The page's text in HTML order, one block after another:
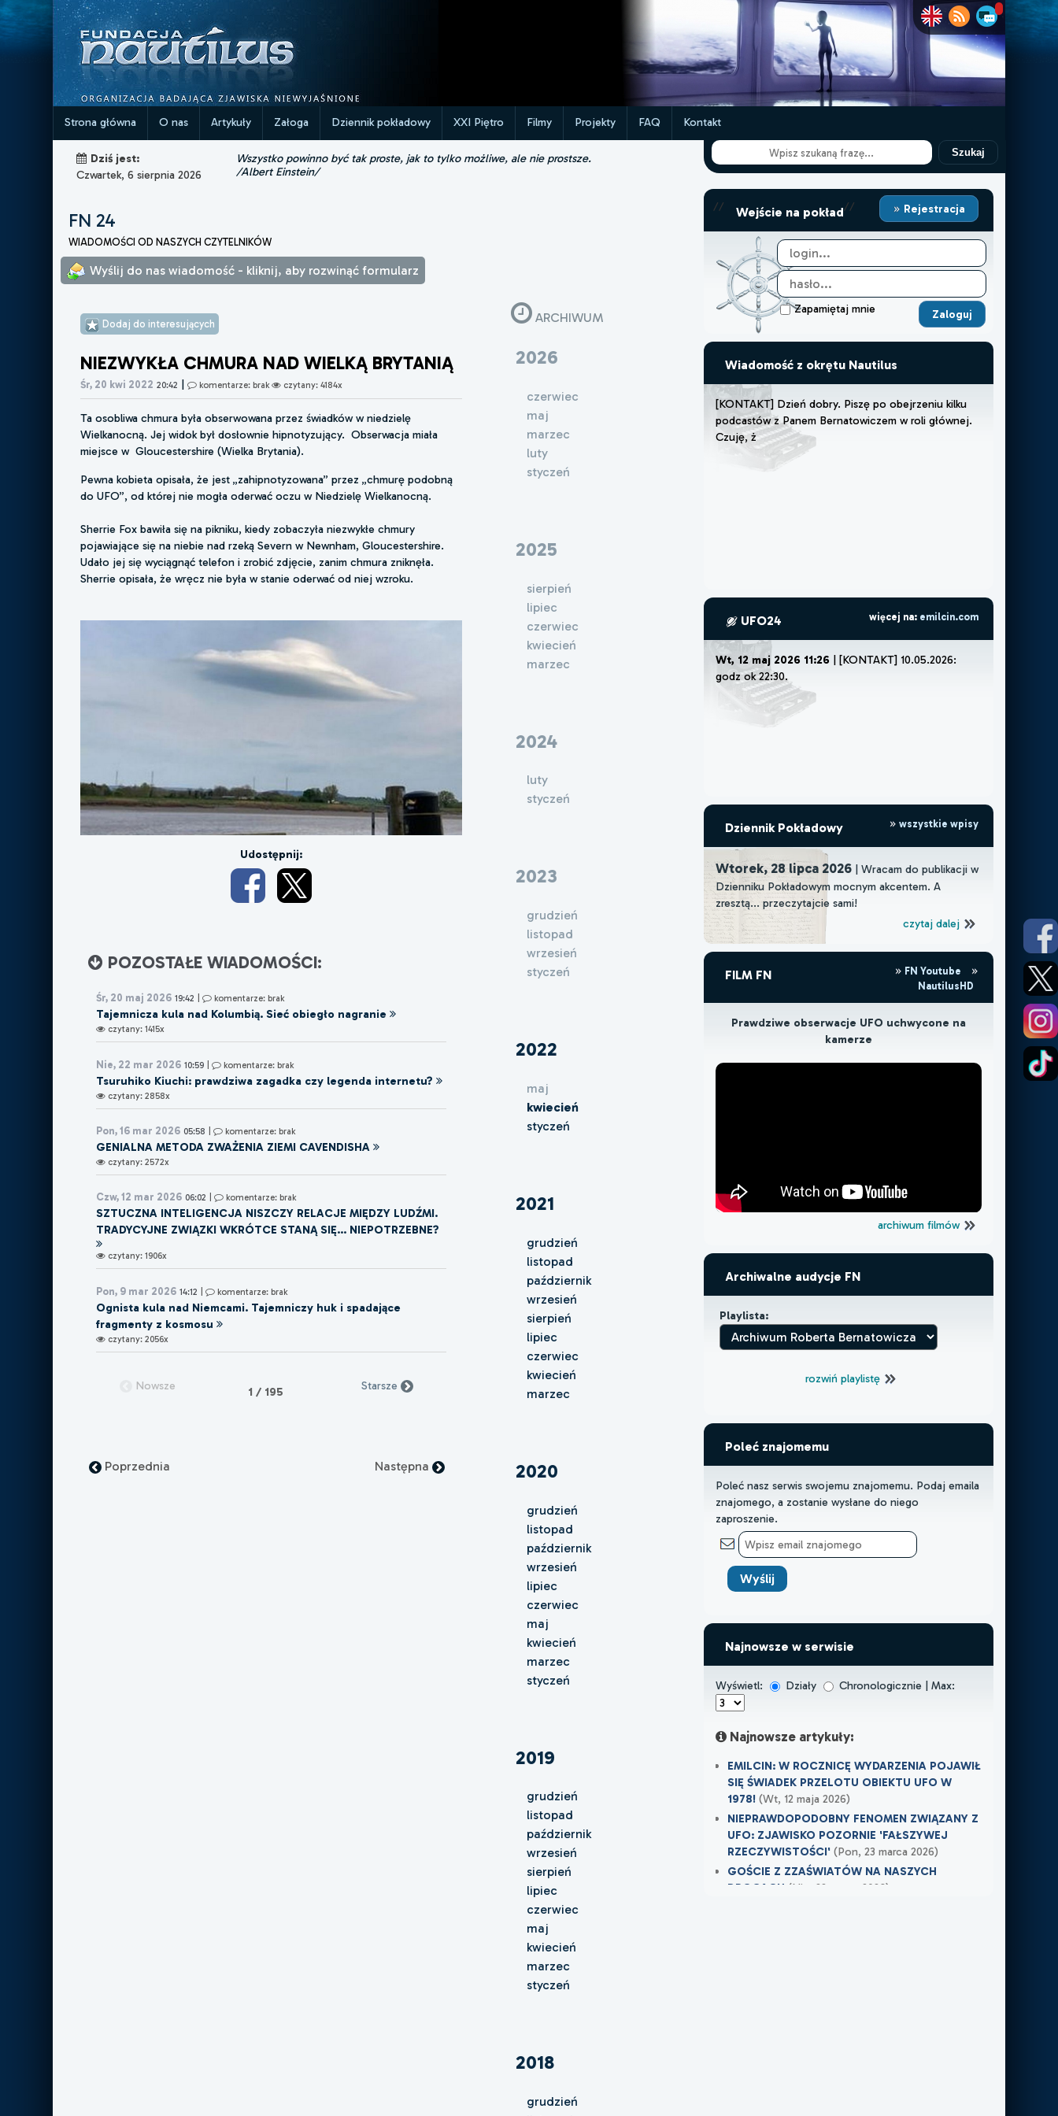
Strona główna O nas Artykuły Załoga Dziennik pokładowy XXI Piętro Filmy Projekty FAQ Kontakt
Dziś jest:
Czwartek, 6 sierpnia 2026
Wszystko powinno być tak proste, jak to tylko możliwe, ale nie prostsze.
/Albert Einstein/
FN 24
WIADOMOŚCI OD NASZYCH CZYTELNIKÓW
Wyślij do nas wiadomość - kliknij, aby rozwinąć formularz
Dodaj do interesujących
NIEZWYKŁA CHMURA NAD WIELKĄ BRYTANIĄ
Śr, 20 kwi 2022 20:42 | komentarze: brak czytany: 4184x
Ta osobliwa chmura była obserwowana przez świadków w niedzielę
Wielkanocną. Jej widok był dosłownie hipnotyzujący. Obserwacja miała
miejsce w Gloucestershire (Wielka Brytania).
Pewna kobieta opisała, że ​​jest „zahipnotyzowana” przez „chmurę podobną
do UFO”, od której nie mogła oderwać oczu w Niedzielę Wielkanocną.
Sherrie Fox bawiła się na pikniku, kiedy zobaczyła niezwykłe chmury
pojawiające się na niebie nad rzeką Severn w Newnham, Gloucestershire.
Udało jej się wyciągnąć telefon i zrobić zdjęcie, zanim chmura zniknęła.
Sherrie opisała, że ​​wręcz nie była w stanie oderwać od niej wzroku.
Udostępnij:
POZOSTAŁE WIADOMOŚCI:
Śr, 20 maj 2026 19:42 | komentarze: brak
Tajemnicza kula nad Kolumbią. Sieć obiegło nagranie
czytany: 1415x
Nie, 22 mar 2026 10:59 | komentarze: brak
Tsuruhiko Kiuchi: prawdziwa zagadka czy legenda internetu?
czytany: 2858x
Pon, 16 mar 2026 05:58 | komentarze: brak
GENIALNA METODA ZWAŻENIA ZIEMI CAVENDISHA
czytany: 2572x
Czw, 12 mar 2026 06:02 | komentarze: brak
SZTUCZNA INTELIGENCJA NISZCZY RELACJE MIĘDZY LUDŹMI.
TRADYCYJNE ZWIĄZKI WKRÓTCE STANĄ SIĘ... NIEPOTRZEBNE?
czytany: 1906x
Pon, 9 mar 2026 14:12 | komentarze: brak
Ognista kula nad Niemcami. Tajemniczy huk i spadające
fragmenty z kosmosu
czytany: 2056x
Nowsze 1 / 195 Starsze
Poprzednia Następna
ARCHIWUM
2026
czerwiec
maj
marzec
luty
styczeń
2025
sierpień
lipiec
czerwiec
kwiecień
marzec
2024
luty
styczeń
2023
grudzień
listopad
wrzesień
styczeń
2022
maj
kwiecień
styczeń
2021
grudzień
listopad
październik
wrzesień
sierpień
lipiec
czerwiec
kwiecień
marzec
2020
grudzień
listopad
październik
wrzesień
lipiec
czerwiec
maj
kwiecień
marzec
styczeń
2019
grudzień
listopad
październik
wrzesień
sierpień
lipiec
czerwiec
maj
kwiecień
marzec
styczeń
2018
grudzień
Szukaj
// Wejście na pokład// Rejestracja
Zapamiętaj mnie
Wiadomość z okrętu Nautilus
[KONTAKT] Dzień dobry. Piszę po obejrzeniu kilku
podcastów z Panem Bernatowiczem w roli głównej.
Czuję, że muszę lub
UFO24 więcej na: emilcin.com
Wt, 12 maj 2026 11:26 | [KONTAKT] 10.05.2026:
godz ok 22:30.
Dziennik Pokładowy wszystkie wpisy
Wtorek, 28 lipca 2026| Wracam do publikacji w
Dzienniku Pokładowym mocnym akcentem. A
zresztą... przeczytajcie sami!
czytaj dalej
FILM FN
FN Youtube
NautilusHD
Prawdziwe obserwacje UFO uchwycone na
kamerze
archiwum filmów
Archiwalne audycje FN
Playlista:
rozwiń playlistę
Poleć znajomemu
Poleć nasz serwis swojemu znajomemu. Podaj emaila
znajomego, a zostanie wysłane do niego
zaproszenie.
Najnowsze w serwisie
Wyświetl: Działy Chronologicznie | Max:
Najnowsze artykuły:
EMILCIN: W ROCZNICĘ WYDARZENIA POJAWIŁ
SIĘ ŚWIADEK PRZELOTU OBIEKTU UFO W
1978!(Wt, 12 maja 2026)
NIEPRAWDOPODOBNY FENOMEN ZWIĄZANY Z
UFO: ZJAWISKO POZORNIE 'FAŁSZYWEJ
RZECZYWISTOŚCI'(Pon, 23 marca 2026)
GOŚCIE Z ZZAŚWIATÓW NA NASZYCH
DROGACH (Nie, 22 marca 2026)